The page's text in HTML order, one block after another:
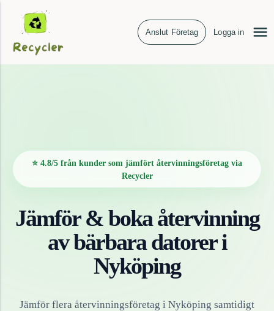
Anslut Företag Logga in
⭐ 4.8/5 från kunder som jämfört återvinningsföretag via
Recycler
Jämför & boka återvinning
avbärbara datoreri
Nyköping
Jämför flera återvinningsföretag i Nyköping samtidigt